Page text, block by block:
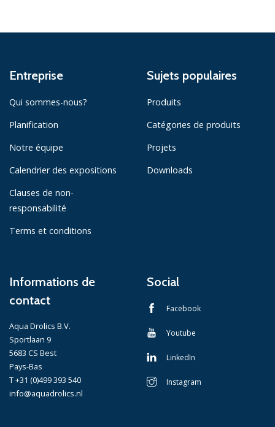
Entreprise
Qui sommes-nous?
Planification
Notre équipe
Calendrier des expositions
Clauses de non-
responsabilité
Terms et conditions
Sujets populaires
Produits
Catégories de produits
Projets
Downloads
Informations de
contact
Aqua Drolics B.V.
Sportlaan 9
5683 CS Best
Pays-Bas
T +31 (0)499 393 540
info@aquadrolics.nl
Social
Facebook
Youtube
LinkedIn
Instagram